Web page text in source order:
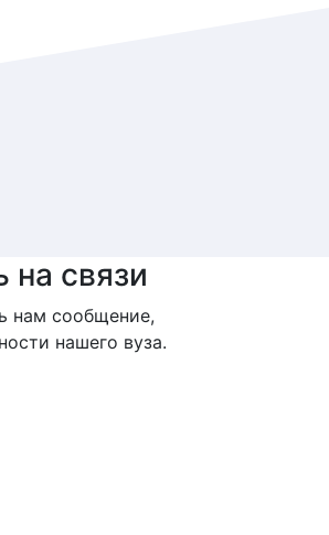
на связи
нам сообщение,
нашего вуза.